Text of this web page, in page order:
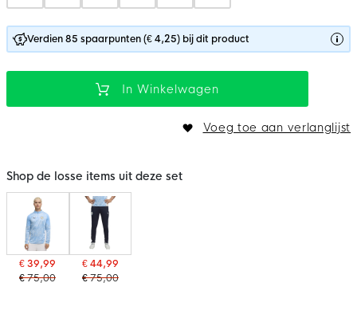
Verdien 85 spaarpunten (€ 4,25) bij dit product
In Winkelwagen
Voeg toe aan verlanglijst
Shop de losse items uit deze set
€ 39,99
€ 75,00
€ 44,99
€ 75,00